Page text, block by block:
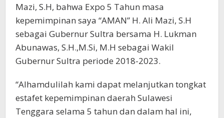
Mazi, S.H, bahwa Expo 5 Tahun masa
kepemimpinan saya “AMAN” H. Ali Mazi, S.H
sebagai Gubernur Sultra bersama H. Lukman
Abunawas, S.H.,M.Si, M.H sebagai Wakil
Gubernur Sultra periode 2018-2023.
“Alhamdulilah kami dapat melanjutkan tongkat
estafet kepemimpinan daerah Sulawesi
Tenggara selama 5 tahun dan dalam hal ini,